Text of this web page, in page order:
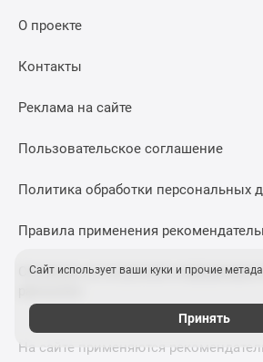
О проекте
Контакты
Реклама на сайте
Пользовательское соглашение
Политика обработки персональных
Правила применения
Согласие на получение
На сайте применяются
Сайт использует ваши куки и прочие
Принять